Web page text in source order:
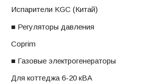
ㅤИспарители KGС (Китай)
■ Регуляторы давления
ㅤCoprim
■ Газовые электрогенераторы
ㅤДля коттеджа 6-20 кВА